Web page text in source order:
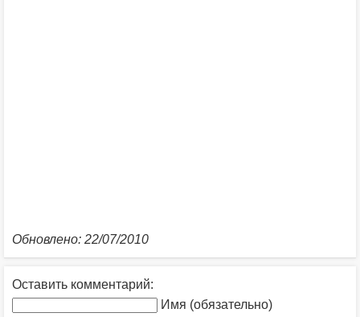
Обновлено: 22/07/2010
Оставить комментарий:
Имя (обязательно)